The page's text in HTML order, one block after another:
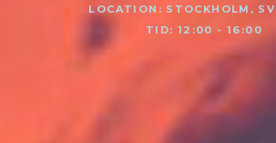
LOCATION: STOCKHOLM,
TID: 12:00 - 16:00